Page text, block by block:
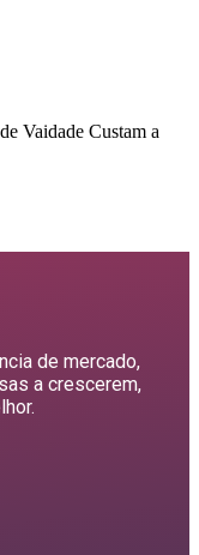
Vaidade Custam a
de mercado,
a crescerem,